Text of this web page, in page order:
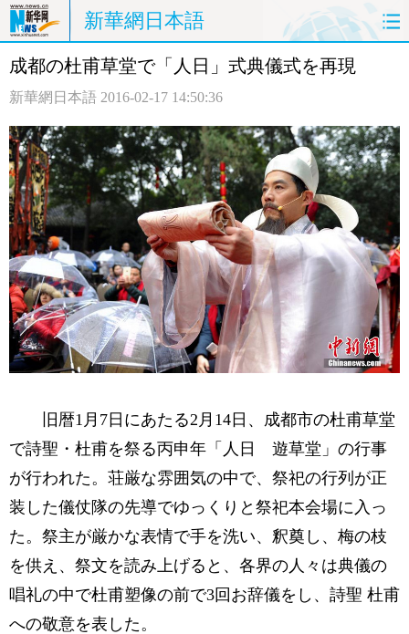
新華網日本語
ホームページ 政治 経済
観光 評論 写真
中日対訳
成都の杜甫草堂で「人日」式典儀式を再現
新華網日本語 2016-02-17 14:50:36
旧暦1月7日にあたる2月14日、成都市の杜甫草堂
で詩聖・杜甫を祭る丙申年「人日 遊草堂」の行事
が行われた。荘厳な雰囲気の中で、祭祀の行列が正
装した儀仗隊の先導でゆっくりと祭祀本会場に入っ
た。祭主が厳かな表情で手を洗い、釈奠し、梅の枝
を供え、祭文を読み上げると、各界の人々は典儀の
唱礼の中で杜甫塑像の前で3回お辞儀をし、詩聖 杜甫
への敬意を表した。